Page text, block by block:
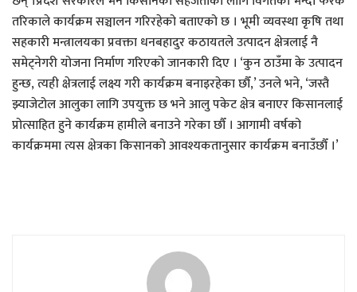
तरिकाले कार्यक्रम सञ्चालन गरिरहेको बताएको छ । भूमी व्यवस्था कृषि तथा
सहकारी मन्त्रालयका प्रवक्ता धनबहादुर कठायतले उत्पादन क्षेत्रलाई नै
समेट्नेगरी योजना निर्माण गरिएको जानकारी दिए । ‘कुन ठाउँमा के उत्पादन
हुन्छ, त्यही क्षेत्रलाई लक्ष्य गरी कार्यक्रम बनाइरहेका छौँ,’ उनले भने, ‘जस्तै
झ्याजेटोल आलुका लागि उपयुक्त छ भने आलु पकेट क्षेत्र बनाएर किसानलाई
प्रोत्साहित हुने कार्यक्रम हामीले बनाउने गरेका छौँ । आगामी वर्षको
कार्यक्रममा त्यस क्षेत्रका किसानको आवश्यकतानुसार कार्यक्रम बनाउँछौँ ।’